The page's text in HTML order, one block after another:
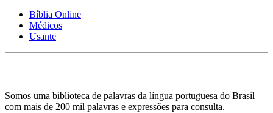
Bíblia Online
Médicos
Usante
Somos uma biblioteca de palavras da língua portuguesa do Brasil
com mais de 200 mil palavras e expressões para consulta.